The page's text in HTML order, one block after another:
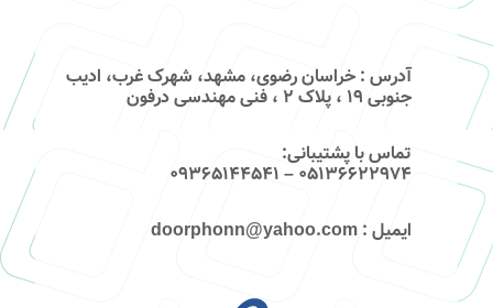
آدرس : خراسان رضوی، مشهد، شهرک غرب، ادیب
جنوبی ۱۹ ، پلاک ۲ ، فنی مهندسی درفون
تماس با پشتیبانی:
۰۵۱۳۶۶۲۲۹۷۴ – 09365144541
ایمیل : doorphonn@yahoo.com